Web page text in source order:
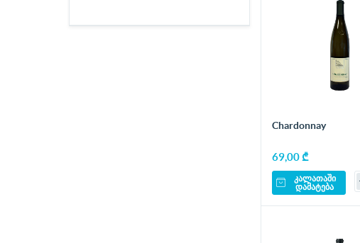
Chardonnay
69,00 ₾
კალათაში
დამატება